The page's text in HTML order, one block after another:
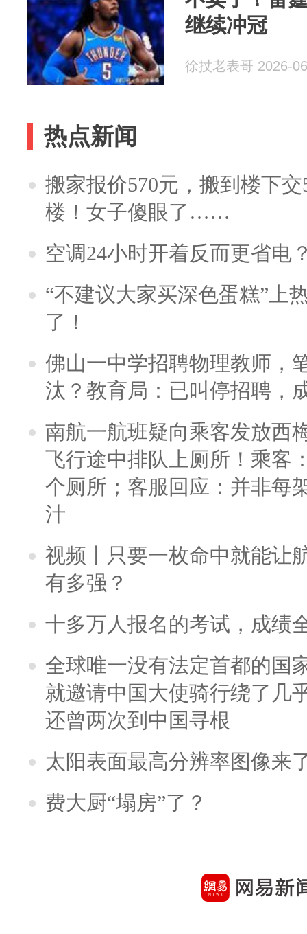
继续冲冠
徐扙老表哥 2026-
热点新闻
搬家报价570元，搬到楼下
楼！女子傻眼了……
空调24小时开着反而更省电
“不建议大家买深色蛋糕”上
了！
佛山一中学招聘物理教师，
汰？教育局：已叫停招聘，
南航一航班疑向乘客发放西
飞行途中排队上厕所！乘客
个厕所；客服回应：并非每
汁
视频丨只要一枚命中就能让
有多强？
十多万人报名的考试，成绩
全球唯一没有法定首都的国
就邀请中国大使骑行绕了几
还曾两次到中国寻根
太阳表面最高分辨率图像来
费大厨“塌房”了？